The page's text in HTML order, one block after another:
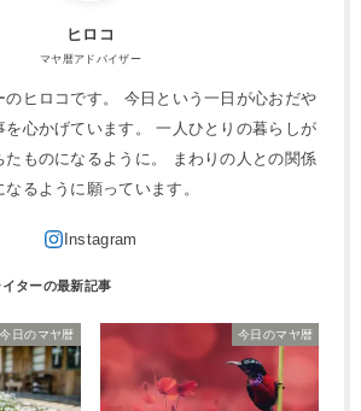
ヒロコ
マヤ暦アドバイザー
のヒロコです。 今日という一日が心おだや
を心かげています。 一人ひとりの暮らしが
たものになるように。 まわりの人との関係
るように願っています。
今日のマヤ暦 今日のマヤ暦